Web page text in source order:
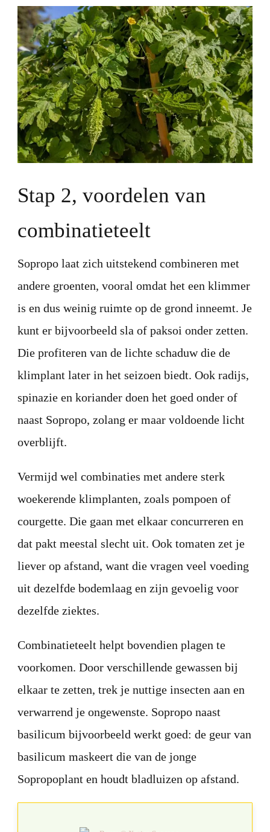
Stap 2, voordelen van
combinatieteelt
Sopropo laat zich uitstekend combineren met
andere groenten, vooral omdat het een klimmer
is en dus weinig ruimte op de grond inneemt. Je
kunt er bijvoorbeeld sla of paksoi onder zetten.
Die profiteren van de lichte schaduw die de
klimplant later in het seizoen biedt. Ook radijs,
spinazie en koriander doen het goed onder of
naast Sopropo, zolang er maar voldoende licht
overblijft.
Vermijd wel combinaties met andere sterk
woekerende klimplanten, zoals pompoen of
courgette. Die gaan met elkaar concurreren en
dat pakt meestal slecht uit. Ook tomaten zet je
liever op afstand, want die vragen veel voeding
uit dezelfde bodemlaag en zijn gevoelig voor
dezelfde ziektes.
Combinatieteelt helpt bovendien plagen te
voorkomen. Door verschillende gewassen bij
elkaar te zetten, trek je nuttige insecten aan en
verwarrend je ongewenste. Sopropo naast
basilicum bijvoorbeeld werkt goed: de geur van
basilicum maskeert die van de jonge
Sopropoplant en houdt bladluizen op afstand.